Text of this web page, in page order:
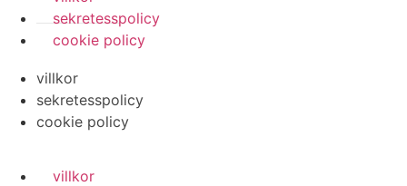
sekretesspolicy
cookie policy
villkor
sekretesspolicy
cookie policy
villkor